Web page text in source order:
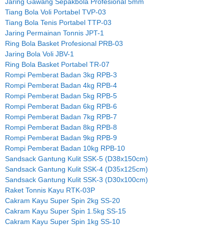
Tiang Bola Voli Portabel TVP-03
Tiang Bola Tenis Portabel TTP-03
Jaring Permainan Tonnis JPT-1
Ring Bola Basket Profesional PRB-03
Jaring Bola Voli JBV-1
Ring Bola Basket Portabel TR-07
Rompi Pemberat Badan 3kg RPB-3
Rompi Pemberat Badan 4kg RPB-4
Rompi Pemberat Badan 5kg RPB-5
Rompi Pemberat Badan 6kg RPB-6
Rompi Pemberat Badan 7kg RPB-7
Rompi Pemberat Badan 8kg RPB-8
Rompi Pemberat Badan 9kg RPB-9
Rompi Pemberat Badan 10kg RPB-10
Sandsack Gantung Kulit SSK-5 (D38x150cm)
Sandsack Gantung Kulit SSK-4 (D35x125cm)
Sandsack Gantung Kulit SSK-3 (D30x100cm)
Raket Tonnis Kayu RTK-03P
Cakram Kayu Super Spin 2kg SS-20
Cakram Kayu Super Spin 1.5kg SS-15
Cakram Kayu Super Spin 1kg SS-10